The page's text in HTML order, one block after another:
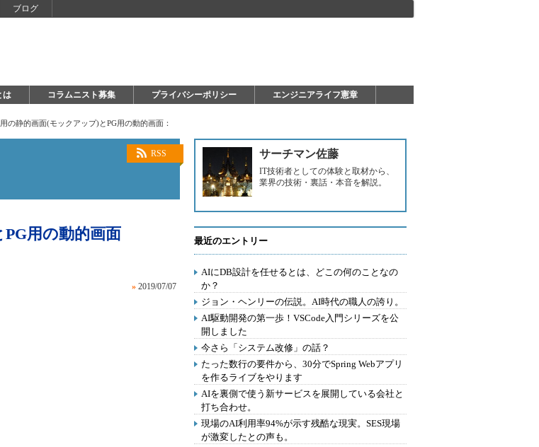
ブログ
は コラムニスト募集 プライバシーポリシー エンジニアライフ憲章
の静的画面(モックアップ)とPG用の動的画面：
RSS
用の動的画面
» 2019/07/07
サーチマン佐藤
IT技術者としての体験と取材から、
業界の技術・裏話・本音を解説。
最近のエントリー
AIにDB設計を任せるとは、どこの何のことなの
か？
ジョン・ヘンリーの伝説。AI時代の職人の誇り。
AI駆動開発の第一歩！VSCode入門シリーズを公
開しました
今さら「システム改修」の話？
たった数行の要件から、30分でSpring Webアプリ
を作るライブをやります
AIを裏側で使う新サービスを展開している会社と
打ち合わせ。
現場のAI利用率94%が示す残酷な現実。SES現場
が激変したとの声も。